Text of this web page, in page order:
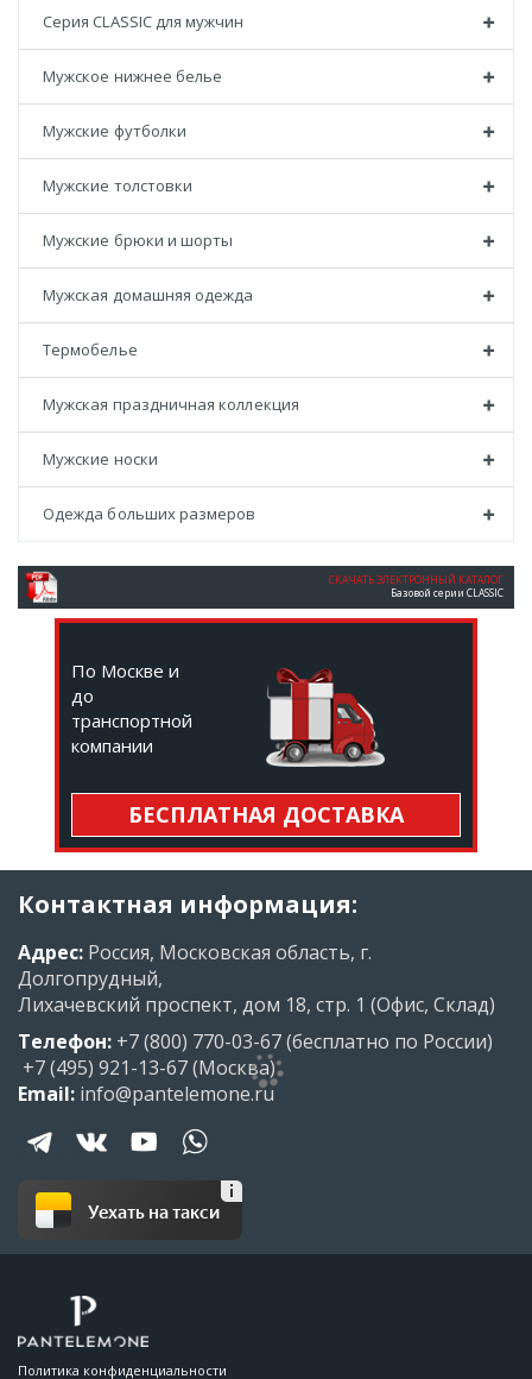
Серия CLASSIC для мужчин
Мужское нижнее белье
Мужские футболки
Мужские толстовки
Мужские брюки и шорты
Мужская домашняя одежда
Термобелье
Мужская праздничная коллекция
Мужские носки
Одежда больших размеров
СКАЧАТЬ ЭЛЕКТРОННЫЙ КАТАЛОГ
Базовой серии CLASSIC
По Москве и
до
транспортной
компании
БЕСПЛАТНАЯ ДОСТАВКА
Контактная информация:
Адрес: Россия, Московская область, г.
Долгопрудный,
Лихачевский проспект, дом 18, стр. 1 (Офис, Склад)
Телефон: +7 (800) 770-03-67(бесплатно по России)
+7 (495) 921-13-67(Москва)
Email: info@pantelemone.ru
Уехать на такси
Политика конфиденциальности